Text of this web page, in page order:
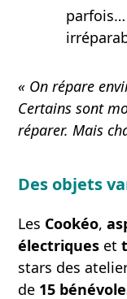
parfois…
« On répare
Certains sont
réparer. Mais
Des objets
Les Cookéo,
électriques et
stars des
de 15